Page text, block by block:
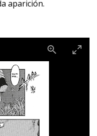
aparición.